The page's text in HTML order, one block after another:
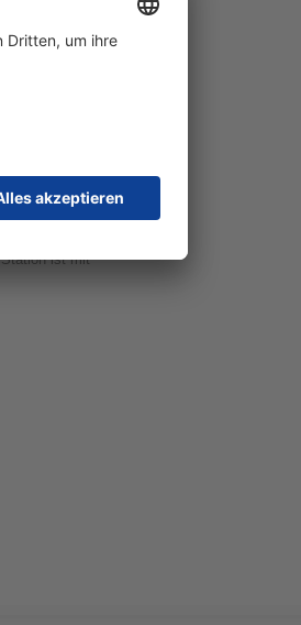
Klinikum
werden
peripheren
ist mit